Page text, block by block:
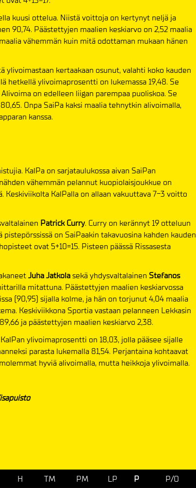
kuusi ottelua. Niistä voittoja on kertynyt neljä ja
90,74. Päästettyjen maalien keskiarvo on 2,52 maalia
vähemmän kuin mitä odottaman mukaan hänen
ylivoimastaan kertaakaan osunut, valahti koko kauden
hetkellä ylivoimaprosentti on lukemassa 19,48. Se
on edelleen liigan parempaa puoliskoa. Se
Onpa SaiPa kaksi maalia tehnytkin alivoimalla,
kanssa.
KalPa on sarjataulukossa aivan SaiPan
vähemmän pelannut kuopiolaisjoukkue on
Keskiviikolta KalPalla on allaan vakuuttava 7-3 voitto
Patrick Curry. Curry on kerännyt 19 otteluun
pistepörssissä on SaiPaakin takavuosina kahden kauden
ovat 5+10=15. Pisteen päässä Rissasesta
Juha Jatkolasekä yhdysvaltalainen Stefanos
mitattuna. Päästettyjen maalien keskiarvossa
(90,95) sijalla kolme, ja hän on torjunut 4,04 maalia
Keskiviikkona Sportia vastaan pelanneen Lekkasin
ja päästettyjen maalien keskiarvo 2,38.
ylivoimaprosentti on 18,03, jolla pääsee sijalle
parasta lukemalla 81,54. Perjantaina kohtaavat
hyviä alivoimalla, mutta heikkoja ylivoimalla.
H TM PM LP P
P/O